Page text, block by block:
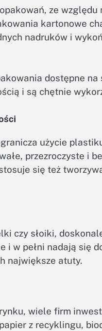
ze
kartonowe
nadruków i
dostępne na
i są chętnie
użycie
przezroczyste i
się też
czy słoiki,
i w pełni nadają się
największe atuty.
wiele firm
z recyklingu,